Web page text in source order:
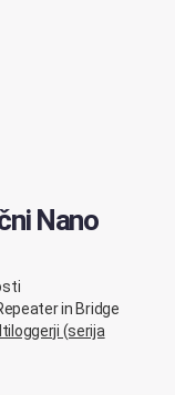
Nano
in Bridge
(serija